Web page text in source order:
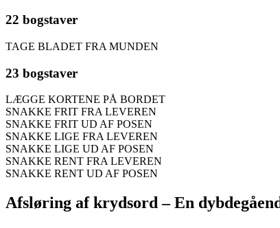
22 bogstaver
TAGE BLADET FRA MUNDEN
23 bogstaver
LÆGGE KORTENE PÅ BORDET
SNAKKE FRIT FRA LEVEREN
SNAKKE FRIT UD AF POSEN
SNAKKE LIGE FRA LEVEREN
SNAKKE LIGE UD AF POSEN
SNAKKE RENT FRA LEVEREN
SNAKKE RENT UD AF POSEN
Afsløring af krydsord – En